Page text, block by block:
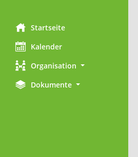
Startseite
Kalender
Organisation
Dokumente